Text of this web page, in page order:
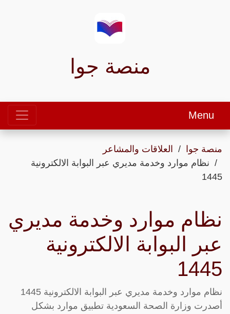
منصة جوا
Menu
منصة جوا
العلاقات والمشاعر
نظام موارد وخدمة مديري عبر البوابة الالكترونية
1445
نظام موارد وخدمة مديري
عبر البوابة الالكترونية
1445
نظام موارد وخدمة مديري عبر البوابة الالكترونية 1445
أصدرت وزارة الصحة السعودية تطبيق موارد بشكل